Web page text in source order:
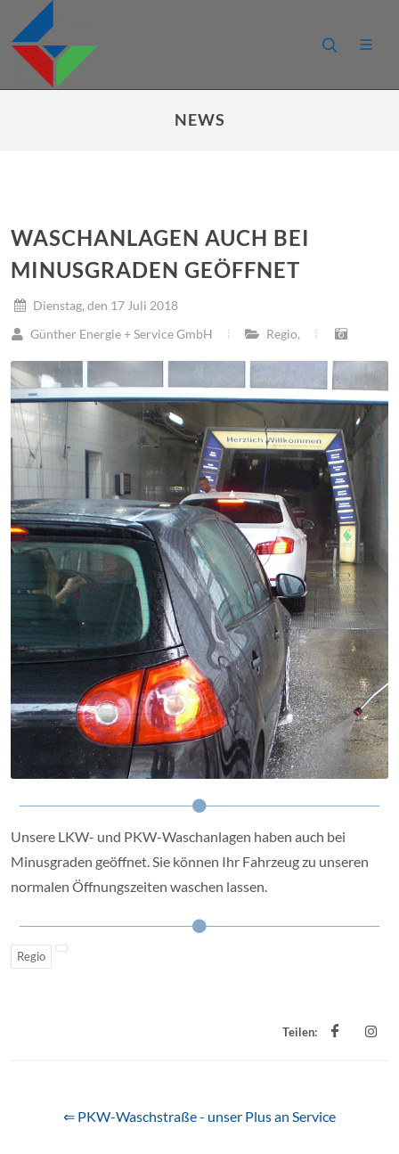
NEWS
WASCHANLAGEN AUCH BEI
MINUSGRADEN GEÖFFNET
Dienstag, den 17 Juli 2018
Günther Energie + Service GmbH
Regio,
Unsere LKW- und PKW-Waschanlagen haben auch bei
Minusgraden geöffnet. Sie können Ihr Fahrzeug zu unseren
normalen Öffnungszeiten waschen lassen.
Regio
Teilen:
⇐ PKW-Waschstraße - unser Plus an Service